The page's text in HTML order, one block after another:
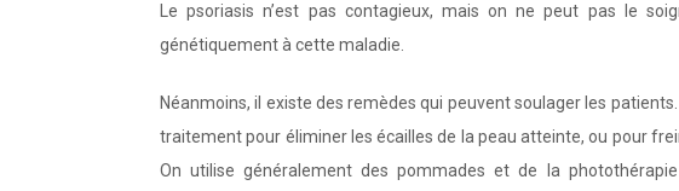
Le psoriasis n’est pas contagieux, mais on ne peut pas le
génétiquement à cette maladie.
Néanmoins, il existe des remèdes qui peuvent soulager les
traitement pour éliminer les écailles de la peau atteinte, ou pour
On utilise généralement des pommades et de la